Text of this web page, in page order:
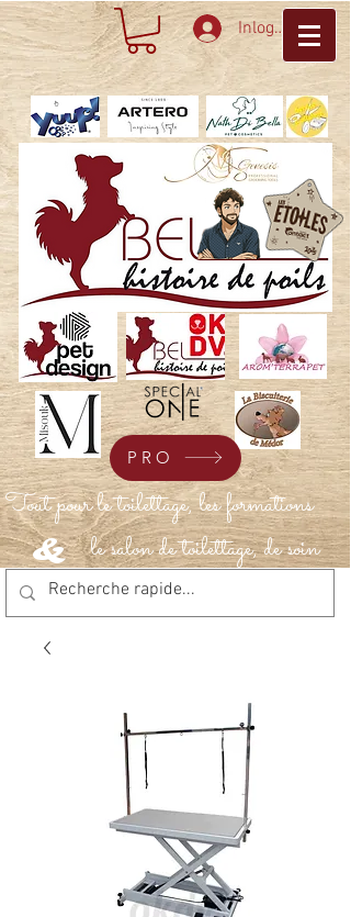
Inloggen
Tout pour le toilettage, les formations
le salon de toilettage, de soin
&
PRO